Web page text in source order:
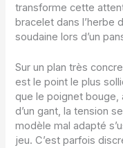
transforme cette
bracelet dans l’herbe
soudaine lors d’un
Sur un plan très
est le point le plus
que le poignet bouge,
d’un gant, la tension
modèle mal adapté
jeu. C’est parfois